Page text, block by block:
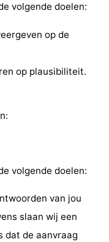
volgende doelen:
op de
op plausibiliteit.
volgende doelen:
van jou
slaan wij een
dat de aanvraag